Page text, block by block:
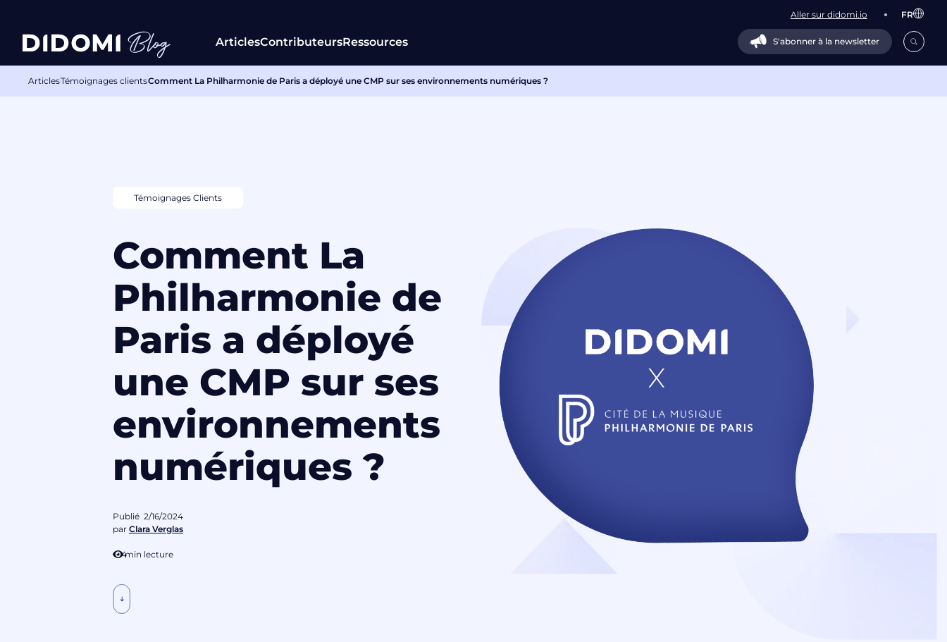
Aller sur didomi.io FR
ArticlesContributeursRessources S'abonner à la newsletter
ArticlesTémoignages clientsComment La Philharmonie de Paris a déployé une CMP sur ses environnements numériques ?
Témoignages Clients
Comment La
Philharmonie de
Paris a déployé
une CMP sur ses
environnements
numériques ?
Publié 2/16/2024
par Clara Verglas
4min lecture